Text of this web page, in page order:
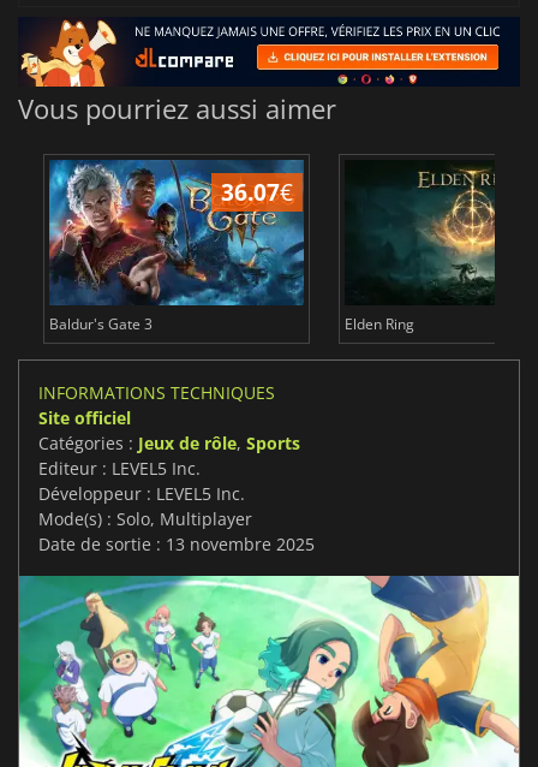
Vous pourriez aussi aimer
36.07€
Baldur's Gate 3 Elden Ring
INFORMATIONS TECHNIQUES
Site officiel
Catégories : Jeux de rôle, Sports
Editeur : LEVEL5 Inc.
Développeur : LEVEL5 Inc.
Mode(s) : Solo, Multiplayer
Date de sortie : 13 novembre 2025